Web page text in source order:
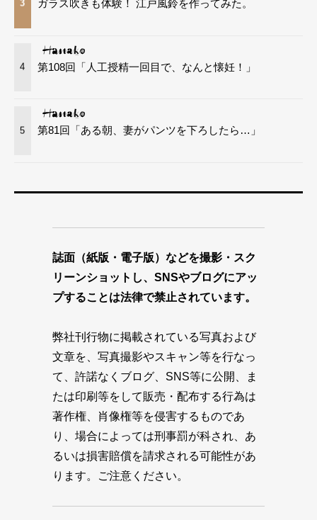
3 ガラス吹きも体験！ 江戸風鈴を作ってみた。
4 第108回「人工授精一回目で、なんと懐妊！」
5 第81回「ある朝、妻がパンツを下ろしたら…」
誌面（紙版・電子版）などを撮影・スク
リーンショットし、SNSやブログにアッ
プすることは法律で禁止されています。
弊社刊行物に掲載されている写真および
文章を、写真撮影やスキャン等を行なっ
て、許諾なくブログ、SNS等に公開、ま
たは印刷等をして販売・配布する行為は
著作権、肖像権等を侵害するものであ
り、場合によっては刑事罰が科され、あ
るいは損害賠償を請求される可能性があ
ります。ご注意ください。